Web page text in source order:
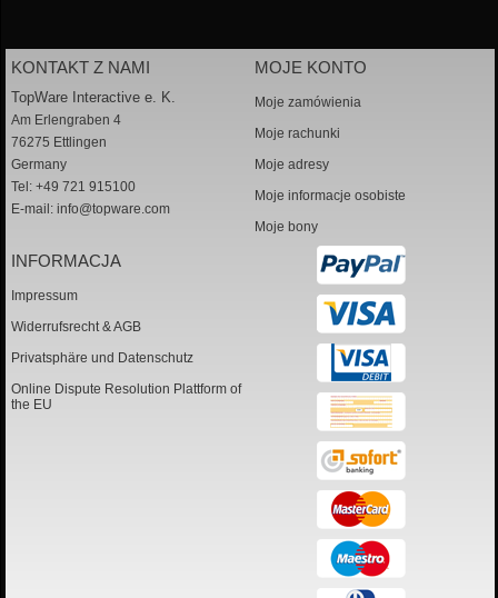
KONTAKT Z NAMI
TopWare Interactive e. K.
Am Erlengraben 4
76275 Ettlingen
Germany
Tel: +49 721 915100
E-mail: info@topware.com
MOJE KONTO
Moje zamówienia
Moje rachunki
Moje adresy
Moje informacje osobiste
Moje bony
INFORMACJA
Impressum
Widerrufsrecht & AGB
Privatsphäre und Datenschutz
Online Dispute Resolution Plattform of
the EU